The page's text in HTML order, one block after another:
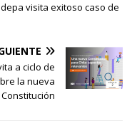
visita exitoso caso de
a ciclo de
la nueva
Constitución